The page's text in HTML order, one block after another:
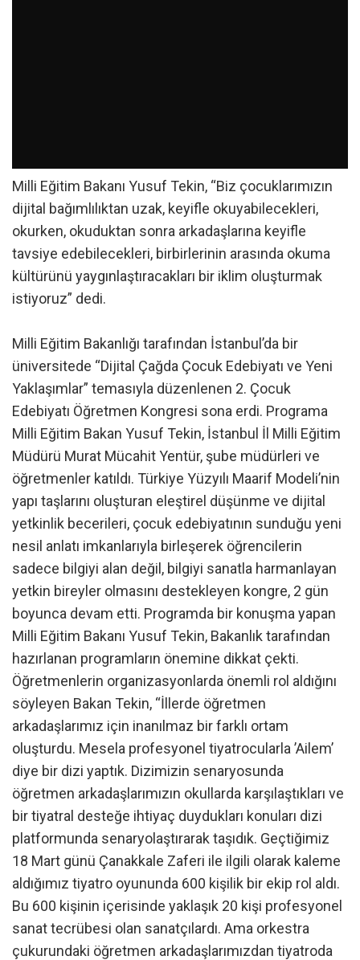
Milli Eğitim Bakanı Yusuf Tekin, “Biz çocuklarımızın
dijital bağımlılıktan uzak, keyifle okuyabilecekleri,
okurken, okuduktan sonra arkadaşlarına keyifle
tavsiye edebilecekleri, birbirlerinin arasında okuma
kültürünü yaygınlaştıracakları bir iklim oluşturmak
istiyoruz” dedi.
Milli Eğitim Bakanlığı tarafından İstanbul’da bir
üniversitede “Dijital Çağda Çocuk Edebiyatı ve Yeni
Yaklaşımlar” temasıyla düzenlenen 2. Çocuk
Edebiyatı Öğretmen Kongresi sona erdi. Programa
Milli Eğitim Bakan Yusuf Tekin, İstanbul İl Milli Eğitim
Müdürü Murat Mücahit Yentür, şube müdürleri ve
öğretmenler katıldı. Türkiye Yüzyılı Maarif Modeli’nin
yapı taşlarını oluşturan eleştirel düşünme ve dijital
yetkinlik becerileri, çocuk edebiyatının sunduğu yeni
nesil anlatı imkanlarıyla birleşerek öğrencilerin
sadece bilgiyi alan değil, bilgiyi sanatla harmanlayan
yetkin bireyler olmasını destekleyen kongre, 2 gün
boyunca devam etti. Programda bir konuşma yapan
Milli Eğitim Bakanı Yusuf Tekin, Bakanlık tarafından
hazırlanan programların önemine dikkat çekti.
Öğretmenlerin organizasyonlarda önemli rol aldığını
söyleyen Bakan Tekin, “İllerde öğretmen
arkadaşlarımız için inanılmaz bir farklı ortam
oluşturdu. Mesela profesyonel tiyatrocularla ’Ailem’
diye bir dizi yaptık. Dizimizin senaryosunda
öğretmen arkadaşlarımızın okullarda karşılaştıkları ve
bir tiyatral desteğe ihtiyaç duydukları konuları dizi
platformunda senaryolaştırarak taşıdık. Geçtiğimiz
18 Mart günü Çanakkale Zaferi ile ilgili olarak kaleme
aldığımız tiyatro oyununda 600 kişilik bir ekip rol aldı.
Bu 600 kişinin içerisinde yaklaşık 20 kişi profesyonel
sanat tecrübesi olan sanatçılardı. Ama orkestra
çukurundaki öğretmen arkadaşlarımızdan tiyatroda